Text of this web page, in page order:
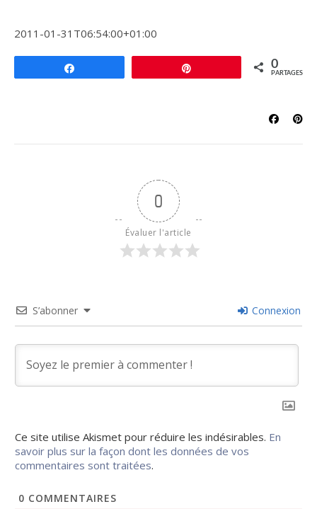
2011-01-31T06:54:00+01:00
0
PARTAGES
0
Évaluer l'article
S’abonner Connexion
Ce site utilise Akismet pour réduire les indésirables. En
savoir plus sur la façon dont les données de vos
commentaires sont traitées.
0 COMMENTAIRES